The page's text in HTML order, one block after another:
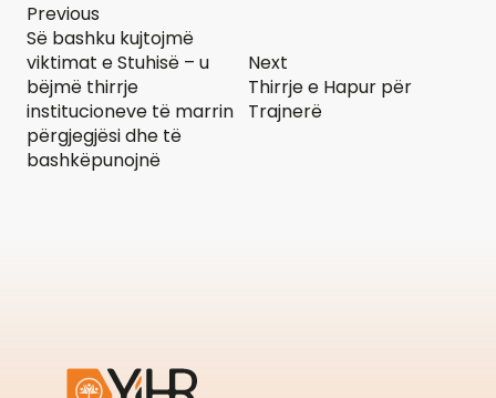
Previous
Së bashku kujtojmë
viktimat e Stuhisë – u
bëjmë thirrje
institucioneve të marrin
përgjegjësi dhe të
bashkëpunojnë
Next
Thirrje e Hapur për
Trajnerë